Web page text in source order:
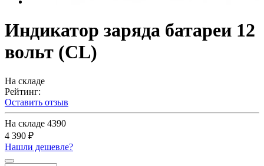
Индикатор заряда батареи 12
вольт (CL)
На складе
Рейтинг:
Оставить отзыв
На складе 4390
4 390 ₽
Нашли дешевле?